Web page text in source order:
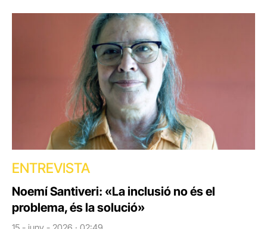
ENTREVISTA
Noemí Santiveri: «La inclusió no és el
problema, és la solució»